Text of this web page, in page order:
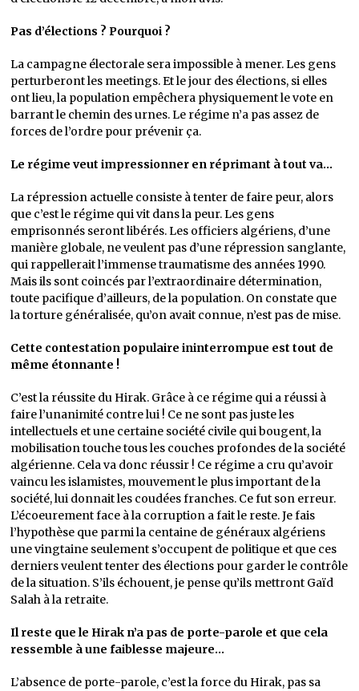
Pas d’élections ? Pourquoi ?
La campagne électorale sera impossible à mener. Les gens
perturberont les meetings. Et le jour des élections, si elles
ont lieu, la population empêchera physiquement le vote en
barrant le chemin des urnes. Le régime n’a pas assez de
forces de l’ordre pour prévenir ça.
Le régime veut impressionner en réprimant à tout va…
La répression actuelle consiste à tenter de faire peur, alors
que c’est le régime qui vit dans la peur. Les gens
emprisonnés seront libérés. Les officiers algériens, d’une
manière globale, ne veulent pas d’une répression sanglante,
qui rappellerait l’immense traumatisme des années 1990.
Mais ils sont coincés par l’extraordinaire détermination,
toute pacifique d’ailleurs, de la population. On constate que
la torture généralisée, qu’on avait connue, n’est pas de mise.
Cette contestation populaire ininterrompue est tout de
même étonnante !
C’est la réussite du Hirak. Grâce à ce régime qui a réussi à
faire l’unanimité contre lui ! Ce ne sont pas juste les
intellectuels et une certaine société civile qui bougent, la
mobilisation touche tous les couches profondes de la société
algérienne. Cela va donc réussir ! Ce régime a cru qu’avoir
vaincu les islamistes, mouvement le plus important de la
société, lui donnait les coudées franches. Ce fut son erreur.
L’écoeurement face à la corruption a fait le reste. Je fais
l’hypothèse que parmi la centaine de généraux algériens
une vingtaine seulement s’occupent de politique et que ces
derniers veulent tenter des élections pour garder le contrôle
de la situation. S’ils échouent, je pense qu’ils mettront Gaïd
Salah à la retraite.
Il reste que le Hirak n’a pas de porte-parole et que cela
ressemble à une faiblesse majeure…
L’absence de porte-parole, c’est la force du Hirak, pas sa